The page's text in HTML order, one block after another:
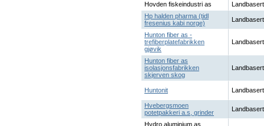
Hovden fiskeindustri as
Landbasert
Hp halden pharma (tidl
fresenius kabi norge)
Landbasert
Hunton fiber as -
trefiberplatefabrikken
gjøvik
Landbasert
Hunton fiber as
isolasjonsfabrikken
skjerven skog
Landbasert
Huntonit Landbasert
Hvebergsmoen
potetpakkeri a.s, grinder
Landbasert
Hydro aluminium as